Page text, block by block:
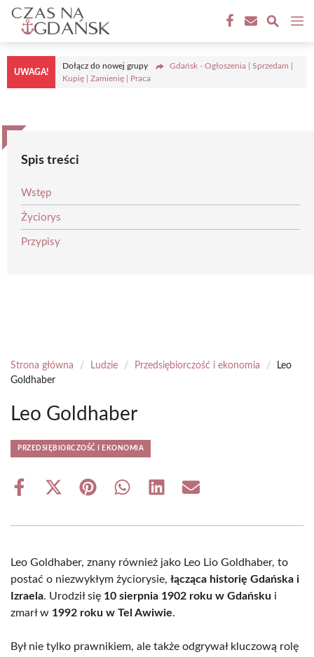
Przejdź
treści
UWAGA!
Dołącz do nowej grupy
Gdańsk - Ogłoszenia | Sprzedam |
Kupię | Zamienię | Praca
Spis treści
Wstęp
Życiorys
Przypisy
Strona główna / Ludzie / Przedsiębiorczość i ekonomia /
Leo
Goldhaber
Leo Goldhaber
PRZEDSIĘBIORCZOŚĆ I EKONOMIA
Share
Share
(Twitter)
Share Share Share Share
Leo Goldhaber, znany również jako Leo Lio Goldhaber, to
postać o niezwykłym życiorysie, łącząca historię Gdańska i
Izraela. Urodził się 10 sierpnia 1902 roku w Gdańsku i
zmarł w 1992 roku w Tel Awiwie.
Był nie tylko prawnikiem, ale także odgrywał kluczową rolę